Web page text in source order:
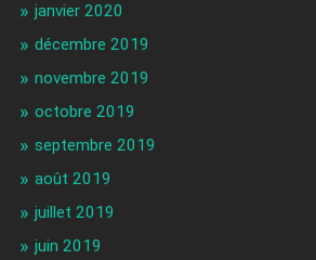
janvier 2020
décembre 2019
novembre 2019
octobre 2019
septembre 2019
août 2019
juillet 2019
juin 2019